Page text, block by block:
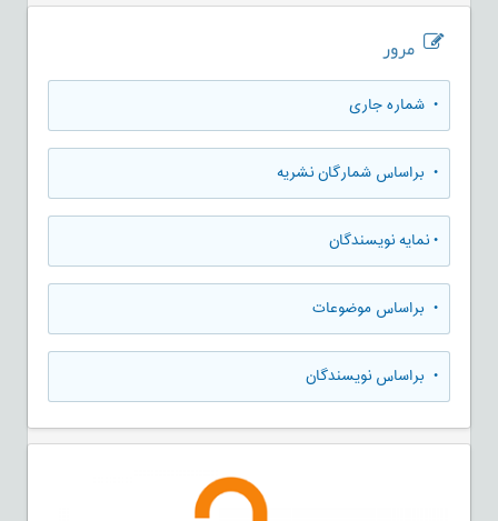
مرور
• شماره جاری
• براساس شمارگان نشریه
•نمایه نویسندگان
• براساس موضوعات
• براساس نویسندگان